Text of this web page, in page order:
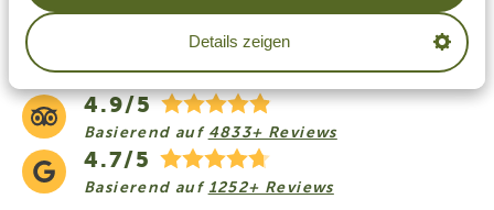
Details zeigen
DAS SAGEN UNSERE GÄSTE:
4.9/5
Basierend auf 4833+ Reviews
4.7/5
Basierend auf1252+ Reviews